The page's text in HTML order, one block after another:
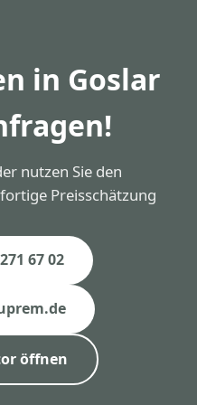
in Goslar
nutzen Sie den
Preisschätzung
67 02
öffnen